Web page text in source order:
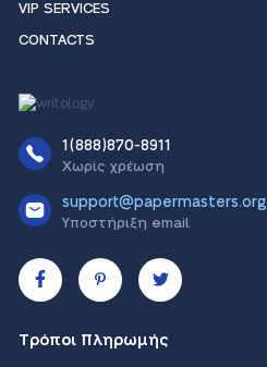
VIP SERVICES
CONTACTS
1(888)870-8911
Χωρίς χρέωση
support@papermasters.org
Υποστήριξη email
Τρόποι Πληρωμής